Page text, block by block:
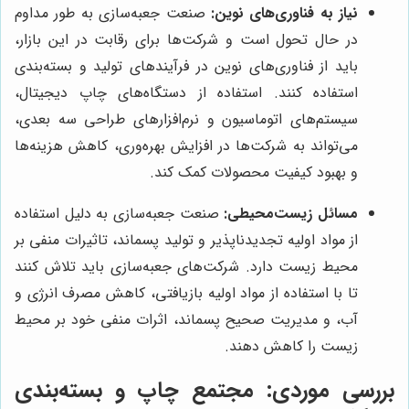
نیاز به فناوری‌های نوین: صنعت جعبه‌سازی به طور مداوم
در حال تحول است و شرکت‌ها برای رقابت در این بازار،
باید از فناوری‌های نوین در فرآیندهای تولید و بسته‌بندی
استفاده کنند. استفاده از دستگاه‌های چاپ دیجیتال،
سیستم‌های اتوماسیون و نرم‌افزارهای طراحی سه بعدی،
می‌تواند به شرکت‌ها در افزایش بهره‌وری، کاهش هزینه‌ها
و بهبود کیفیت محصولات کمک کند.
مسائل زیست‌محیطی: صنعت جعبه‌سازی به دلیل استفاده
از مواد اولیه تجدیدناپذیر و تولید پسماند، تاثیرات منفی بر
محیط زیست دارد. شرکت‌های جعبه‌سازی باید تلاش کنند
تا با استفاده از مواد اولیه بازیافتی، کاهش مصرف انرژی و
آب، و مدیریت صحیح پسماند، اثرات منفی خود بر محیط
زیست را کاهش دهند.
بررسی موردی: مجتمع چاپ و بسته‌بندی